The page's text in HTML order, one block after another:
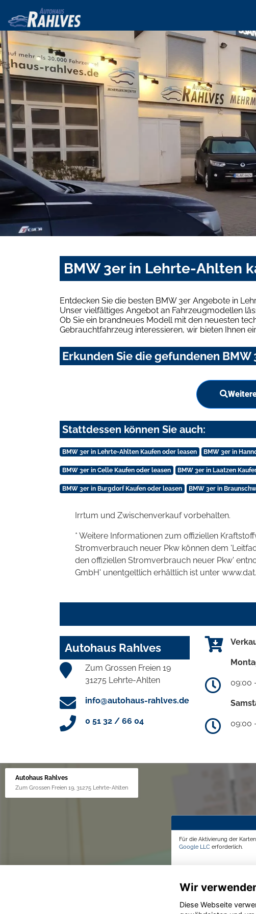
BMW 3er in Lehrte-Ahlten
Entdecken Sie die besten BMW 3er Angebote in
Unser vielfältiges Angebot an Fahrzeugmodellen
Ob Sie ein brandneues Modell mit den neuesten
Gebrauchtfahrzeug interessieren, wir bieten Ihnen
Erkunden Sie die gefundenen
Stattdessen können Sie auch:
BMW 3er in Lehrte-Ahlten Kaufen oder leasen BMW 3er in
BMW 3er in Celle Kaufen oder leasen BMW 3er in Laatzen
BMW 3er in Burgdorf Kaufen oder leasen BMW 3er in
Irrtum und Zwischenverkauf vorbehalten.
* Weitere Informationen zum offiziellen
Stromverbrauch neuer Pkw können dem
den offiziellen Stromverbrauch neuer Pkw'
GmbH' unentgeltlich erhältlich ist unter
Autohaus Rahlves
Zum Grossen Freien 19
31275 Lehrte-Ahlten
info@autohaus-rahlves.de
0 51 32 / 66 04
09:00
09:00
Autohaus Rahlves
Zum Grossen Freien 19, 31275 Lehrte-Ahlten
Für die Aktivierung der
Google LLC erforderlich.
Wir
Diese Webseite